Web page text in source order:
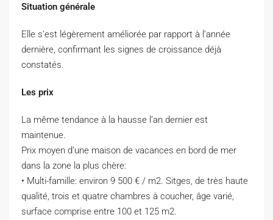
Situation générale
Elle s’est légèrement améliorée par rapport à l’année
dernière, confirmant les signes de croissance déjà
constatés.
Les prix
La même tendance à la hausse l’an dernier est
maintenue.
Prix ​​moyen d’une maison de vacances en bord de mer
dans la zone la plus chère:
• Multi-famille: environ 9 500 € / m2. Sitges, de très haute
qualité, trois et quatre chambres à coucher, âge varié,
surface comprise entre 100 et 125 m2.